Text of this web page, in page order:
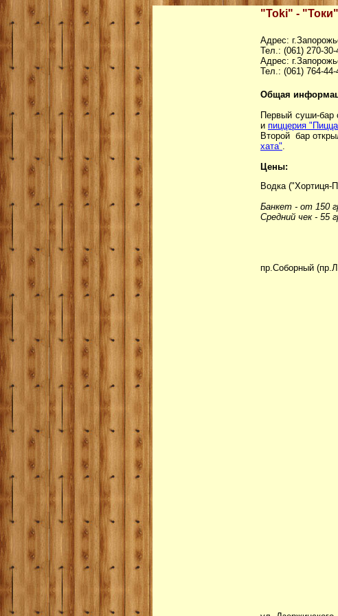
"Toki" -
Адрес:
Тел.: (061) 270-
Адрес:
Тел.: (061) 764-44-
Общая
Первый суши-бар
и пиццерия
Второй бар
хата".
Цены:
Водка ("Хортиця-
Банкет - от 150
Средний чек - 55
пр.Соборный